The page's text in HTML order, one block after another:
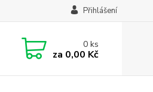
Přihlášení
0ks
za 0,00 Kč